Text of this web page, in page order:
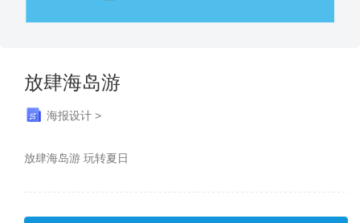
放肆海岛游
海报设计 >
放肆海岛游 玩转夏日